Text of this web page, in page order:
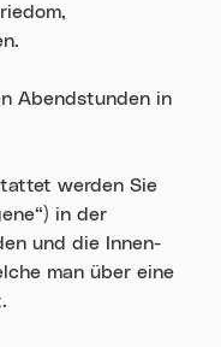
Abendstunden in
werden Sie
in der
und die Innen-
man über eine